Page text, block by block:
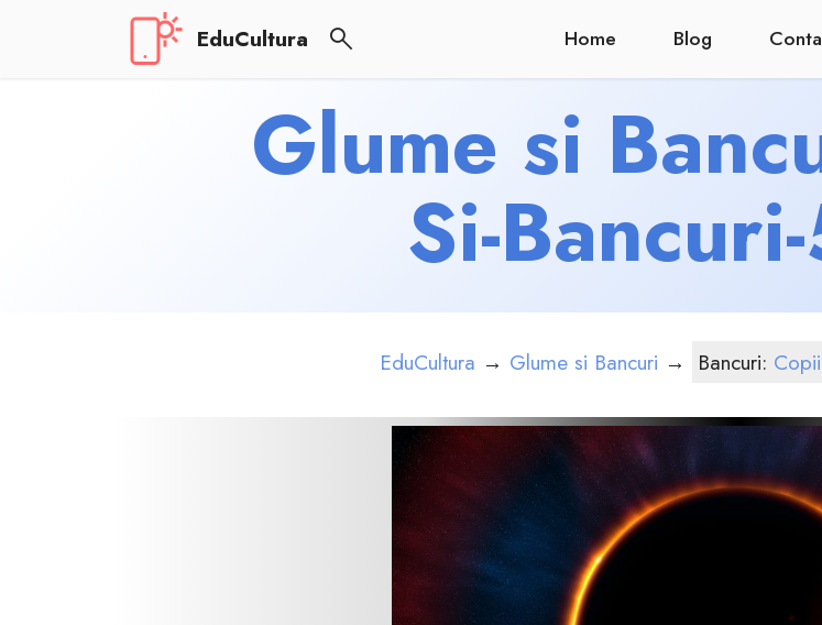
EduCultura Home Blog
Glume si
Si-
EduCultura → Glume si Bancuri → Bancuri: Copii